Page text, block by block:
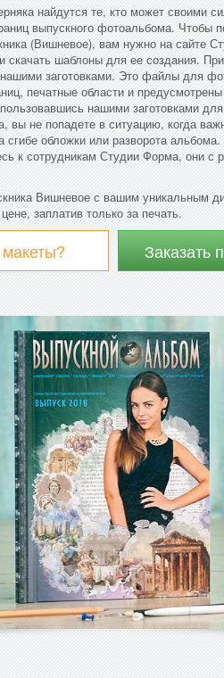
найдутся те, кто может своими
выпускного фотоальбома. Чтобы
(Вишневое), вам нужно на сайте
шаблоны для ее создания.
заготовками. Это файлы для
печатные области и
нашими заготовками
вы не попадете в ситуацию, когда
сгибе обложки или разворота
к сотрудникам Студии Форма, они с
Вишневое с вашим уникальным
заплатив только за печать.
Заказать